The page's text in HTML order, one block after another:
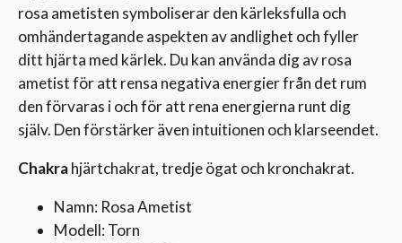
rosa ametisten symboliserar den kärleksfulla och
omhändertagande aspekten av andlighet och fyller
ditt hjärta med kärlek. Du kan använda dig av rosa
ametist för att rensa negativa energier från det rum
den förvaras i och för att rena energierna runt dig
själv. Den förstärker även intuitionen och klarseendet.
Chakrahjärtchakrat, tredje ögat och kronchakrat.
Namn: Rosa Ametist
Modell: Torn